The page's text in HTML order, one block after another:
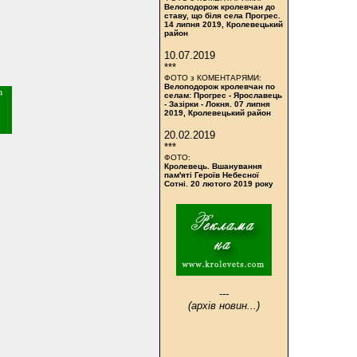
Велоподорож кролевчан до
ставу, що біля села Прогрес.
14 липня 2019, Кролевецький
район
10.07.2019
***
ФОТО з КОМЕНТАРЯМИ:
Велоподорож кролевчан по
селам: Прогрес - Ярославець
- Зазірки - Локня. 07 липня
2019, Кролевецький район
20.02.2019
***
ФОТО:
Кролевець. Вшанування
пам'яті Героїв Небесної
Сотні. 20 лютого 2019 року
---
(архів новин...)